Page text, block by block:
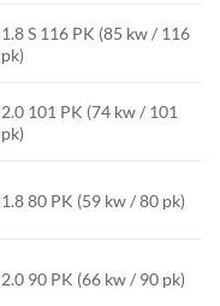
1.8 S 116 PK (85 kw / 116
pk)
2.0 101 PK (74 kw / 101
pk)
1.8 80 PK (59 kw / 80 pk)
2.0 90 PK (66 kw / 90 pk)